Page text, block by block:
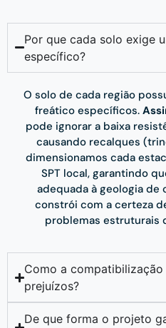
Por que cada solo exige
específico?
O solo de cada região
freático específicos.
pode ignorar a baixa
causando recalques
dimensionamos cada
SPT local, garantindo
adequada à geologia de
constrói com a certeza
problemas estruturais
Como a
prejuízos?
De que forma o projeto